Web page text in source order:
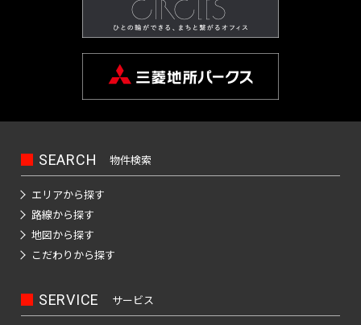
SEARCH 物件検索
エリアから探す
路線から探す
地図から探す
こだわりから探す
SERVICE サービス